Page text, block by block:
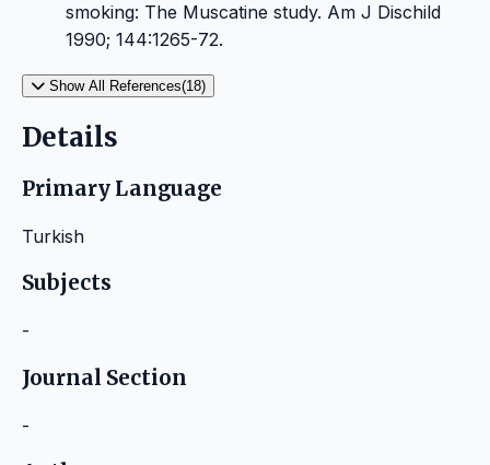
smoking: The Muscatine study. Am J Dischild
1990; 144:1265-72.
Show All References(18)
Details
Primary Language
Turkish
Subjects
-
Journal Section
-